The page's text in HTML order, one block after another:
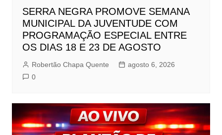
SERRA NEGRA PROMOVE SEMANA
MUNICIPAL DA JUVENTUDE COM
PROGRAMAÇÃO ESPECIAL ENTRE
OS DIAS 18 E 23 DE AGOSTO
Robertão Chapa Quente
agosto 6, 2026
0